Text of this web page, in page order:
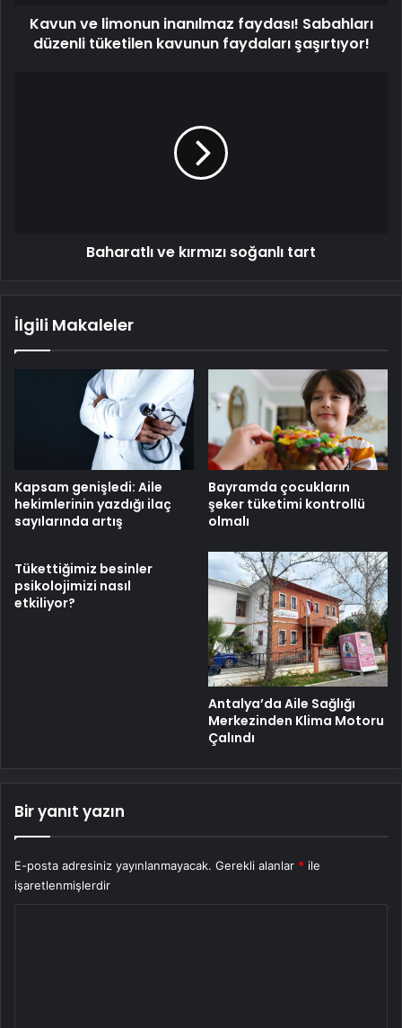
faydaları
şaşırtıyor!
Kavun ve limonun inanılmaz faydası! Sabahları
düzenli tüketilen kavunun faydaları şaşırtıyor!
Baharatlı ve kırmızı soğanlı tart
İlgili Makaleler
Kapsam genişledi: Aile
hekimlerinin yazdığı ilaç
sayılarında artış
Bayramda çocukların
şeker tüketimi kontrollü
olmalı
Tükettiğimiz besinler
psikolojimizi nasıl
etkiliyor?
Antalya’da Aile Sağlığı
Merkezinden Klima Motoru
Çalındı
Bir yanıt yazın
E-posta adresiniz yayınlanmayacak. Gerekli alanlar * ile
işaretlenmişlerdir